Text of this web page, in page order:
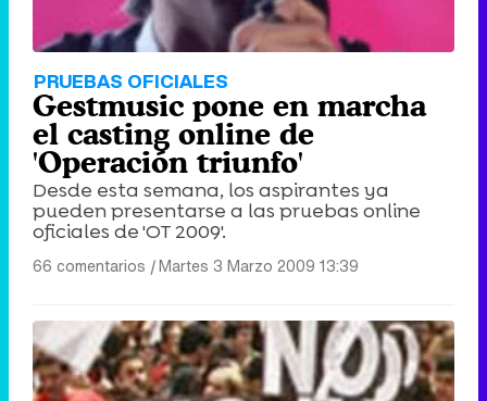
PRUEBAS OFICIALES
Gestmusic pone en marcha
el casting online de
'Operación triunfo'
Desde esta semana, los aspirantes ya
pueden presentarse a las pruebas online
oficiales de 'OT 2009'.
66 comentarios |Martes 3 Marzo 2009 13:39